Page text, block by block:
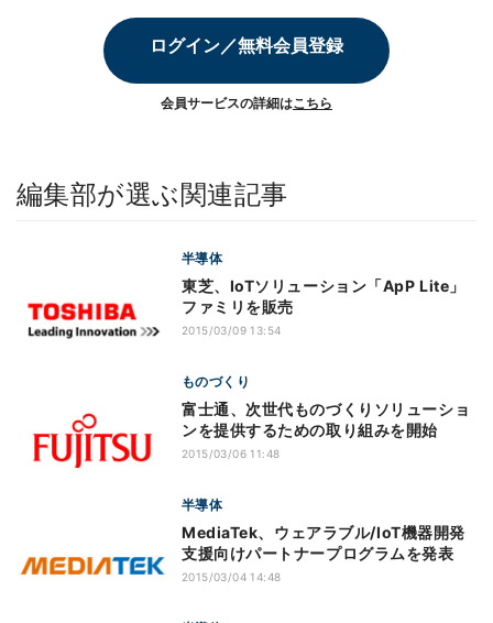
ログイン／無料会員登録
会員サービスの詳細はこちら
編集部が選ぶ関連記事
半導体
東芝、IoTソリューション「ApP Lite」
ファミリを販売
2015/03/09 13:54
ものづくり
富士通、次世代ものづくりソリューショ
ンを提供するための取り組みを開始
2015/03/06 11:48
半導体
MediaTek、ウェアラブル/IoT機器開発
支援向けパートナープログラムを発表
2015/03/04 14:48